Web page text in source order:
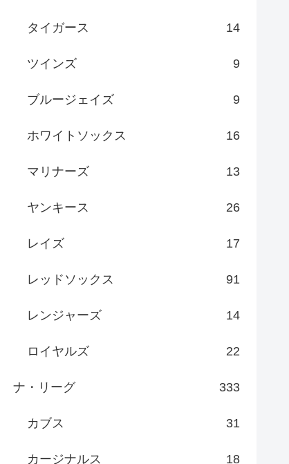
タイガース 14
ツインズ 9
ブルージェイズ 9
ホワイトソックス 16
マリナーズ 13
ヤンキース 26
レイズ 17
レッドソックス 91
レンジャーズ 14
ロイヤルズ 22
ナ・リーグ 333
カブス 31
カージナルス 18